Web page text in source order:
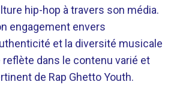
hip-hop à travers son média.
engagement envers
et la diversité musicale
reflète dans le contenu varié et
de Rap Ghetto Youth.